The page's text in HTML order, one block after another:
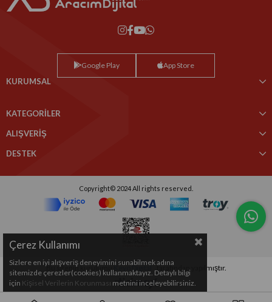
Google Play App Store
KURUMSAL
KATEGORİLER
ALIŞVERİŞ
DESTEK
Copyright© 2024 All rights reserved.
Bu sitenin kurulumu Keyo Digital tarafından yapılmıştır.
Çerez Kullanımı
Sizlere en iyi alışveriş deneyimini sunabilmek adına
sitemizde çerezler(cookies) kullanmaktayız. Detaylı bilgi
için Kişisel Verilerin Korunması metnini inceleyebilirsiniz.